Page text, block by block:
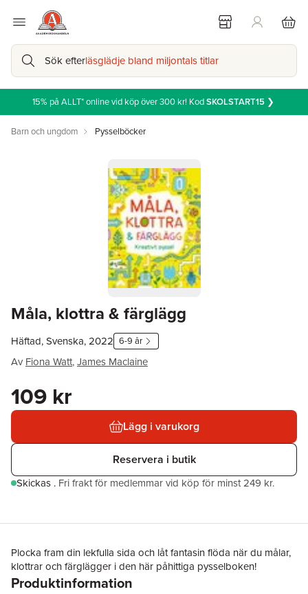
Sök efterläsglädje bland miljontals titlar
15% på ALLT* online vid köp över 300 kr! KodSKOLSTART15❯
Barn och ungdom Pysselböcker
Måla, klottra & färglägg
Häftad, Svenska, 2022 6-9 år
Av Fiona Watt,James Maclaine
109 kr
Lägg i varukorg
Reservera i butik
Skickas . Fri frakt för medlemmar vid köp för minst 249 kr.
Plocka fram din lekfulla sida och låt fantasin flöda när du målar,
klottrar och färglägger i den här påhittiga pysselboken!
Produktinformation